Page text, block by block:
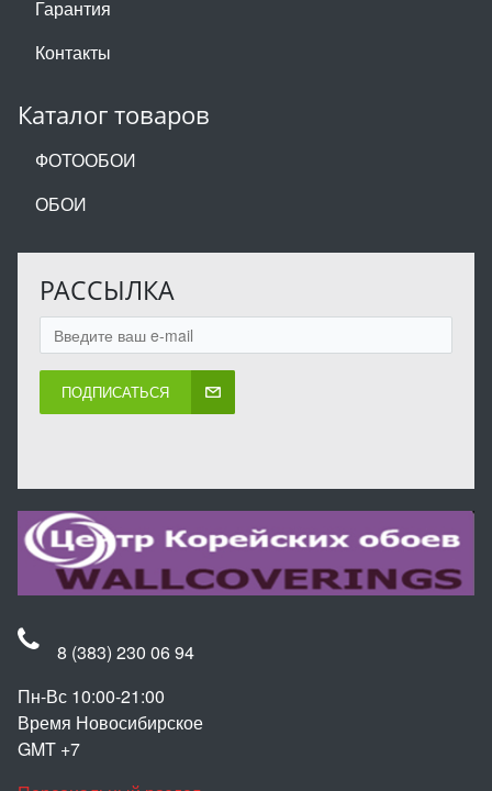
Гарантия
Контакты
Каталог товаров
ФОТООБОИ
ОБОИ
РАССЫЛКА
ПОДПИСАТЬСЯ
8 (383) 230 06 94
Пн-Вс 10:00-21:00
Время Новосибирское
GMT +7